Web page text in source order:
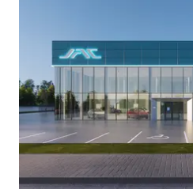
Спецпредложения
Видеообзоры модельного
ФИНАНСЫ И УСЛУГИ
Кредитование
Записаться на сервис
Полезная информация
ПОДДЕРЖКА
Помощь на дорогах
Новости
Блог
СМИ о нас
Контакты